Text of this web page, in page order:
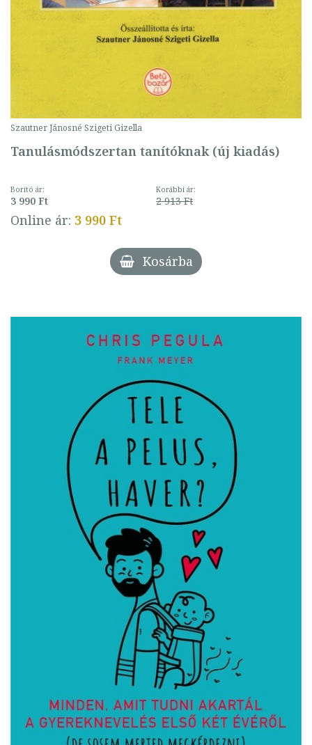
Szautner Jánosné Szigeti Gizella
Tanulásmódszertan tanítóknak (új kiadás)
Borító ár:
3 990 Ft
Korábbi ár:
2 913 Ft
Online ár: 3 990 Ft
Kosárba